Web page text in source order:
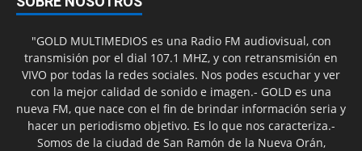
"GOLD MULTIMEDIOS es una Radio FM audiovisual, con
transmisión por el dial 107.1 MHZ, y con retransmisión en
VIVO por todas la redes sociales. Nos podes escuchar y ver
con la mejor calidad de sonido e imagen.- GOLD es una
nueva FM, que nace con el fin de brindar información seria y
hacer un periodismo objetivo. Es lo que nos caracteriza.-
Somos de la ciudad de San Ramón de la Nueva Orán,